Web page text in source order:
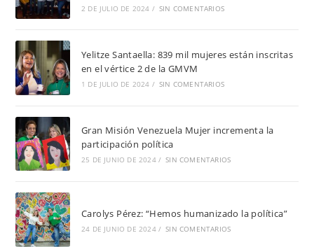
2 DE JULIO DE 2024 / SIN COMENTARIOS
Yelitze Santaella: 839 mil mujeres están inscritas
en el vértice 2 de la GMVM
1 DE JULIO DE 2024 / SIN COMENTARIOS
Gran Misión Venezuela Mujer incrementa la
participación política
25 DE JUNIO DE 2024 / SIN COMENTARIOS
Carolys Pérez: “Hemos humanizado la política”
24 DE JUNIO DE 2024 / SIN COMENTARIOS